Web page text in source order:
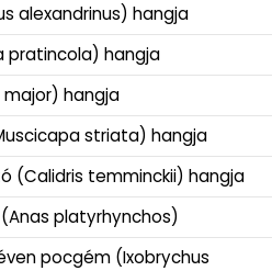
alexandrinus) hangja
pratincola) hangja
major) hangja
striata) hangja
(Calidris temminckii) hangja
platyrhynchos)
pocgém (Ixobrychus